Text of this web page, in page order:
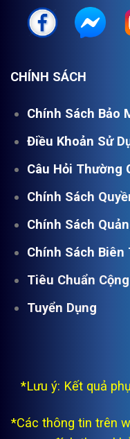
CHÍNH SÁCH
Chính Sách Bảo
Điều Khoản Sử
Câu Hỏi Thường
Chính Sách
Chính Sách
Chính Sách Biên
Tiêu Chuẩn
Tuyển Dụng
*Lưu ý: Kết quả
*Các thông tin trên